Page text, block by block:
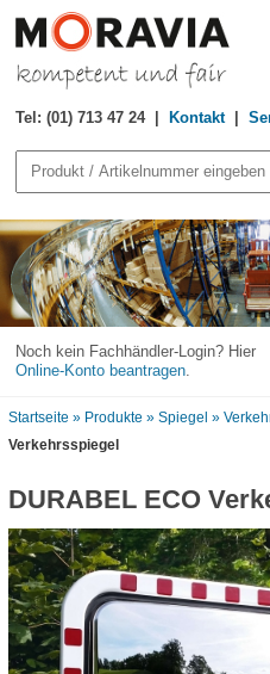
Tel: (01) 713 47 24 | Kontakt|
Noch kein Fachhändler-Login? Hier
Online-Konto beantragen
Startseite » Produkte » Spiegel »
Verkehrsspiegel
DURABEL ECO